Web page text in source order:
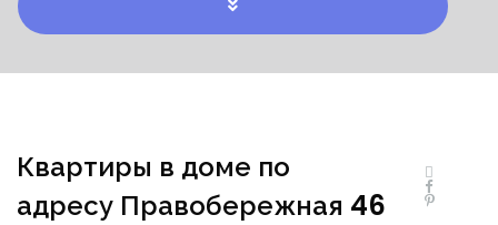
Квартиры в доме по
адресу Правобережная 46